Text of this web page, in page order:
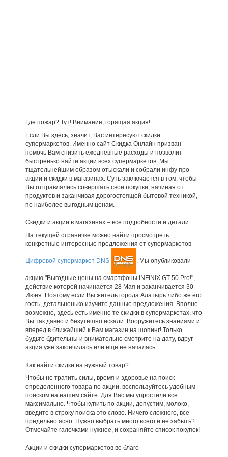
Где пожар? Тут! Внимание, горящая акция!
Если Вы здесь, значит, Вас интересуют скидки
супермаркетов. Именно сайт Скидка Онлайн призван
помочь Вам снизить ежедневные расходы и позволит
быстренько найти акции всех супермаркетов. Мы
тщательнейшим образом отыскали и собрали инфу про
акции и скидки в магазинах. Суть заключается в том, чтобы
Вы отправлялись совершать свои покупки, начиная от
продуктов и заканчивая дорогостоящей бытовой техникой,
по наиболее выгодным ценам.
Скидки и акции в магазинах – все подробности и детали
На текущей страничке можно найти просмотреть
конкретные интересные предложения от супермаркетов
Цифровой супермаркет DNS . Мы опубликовали
акцию "Выгодные цены на смартфоны INFINIX GT 50 Pro!",
действие которой начинается 28 Мая и заканчивается 30
Июня. Поэтому если Вы житель города Алатырь либо же его
гость, детальненько изучите данные предложения. Вполне
возможно, здесь есть именно те скидки в супермаркетах, что
Вы так давно и безутешно искали. Вооружитесь знаниями и
вперед в ближайший к Вам магазин на шопинг! Только
будьте бдительны и внимательно смотрите на дату, вдруг
акция уже закончилась или еще не началась.
Как найти скидки на нужный товар?
Чтобы не тратить силы, время и здоровье на поиск
определенного товара по акции, воспользуйтесь удобным
поиском на нашем сайте. Для Вас мы упростили все
максимально. Чтобы купить по акции, допустим, молоко,
введите в строку поиска это слово. Ничего сложного, все
предельно ясно. Нужно выбрать много всего и не забыть?
Отмечайте галочками нужное, и сохраняйте список покупок!
Акции и скидки супермаркетов во благо